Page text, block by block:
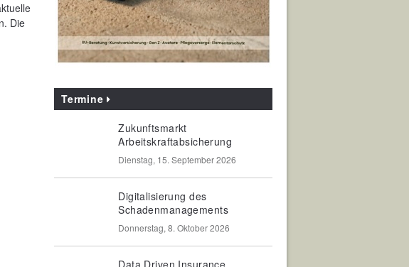
Die
Termine
Zukunftsmarkt
Arbeitskraftabsicherung
Dienstag, 15. September 2026
Digitalisierung des
Schadenmanagements
Donnerstag, 8. Oktober 2026
Data Driven Insurance